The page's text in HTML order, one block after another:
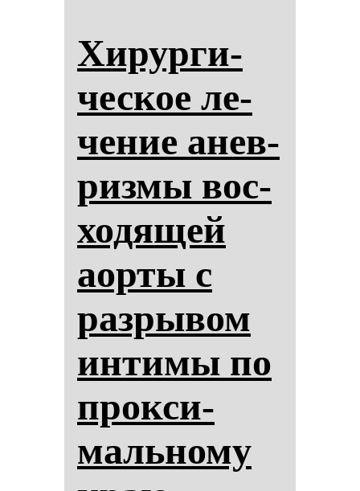
Хи­рур­ги­
чес­кое ле­
че­ние анев­
риз­мы вос­
хо­дя­щей
аор­ты с
раз­ры­вом
ин­ти­мы по
прок­си­
маль­но­му